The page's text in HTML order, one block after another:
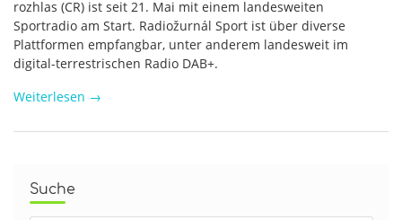
rozhlas (CR) ist seit 21. Mai mit einem landesweiten
Sportradio am Start. Radiožurnál Sport ist über diverse
Plattformen empfangbar, unter anderem landesweit im
digital-terrestrischen Radio DAB+.
Weiterlesen →
Suche